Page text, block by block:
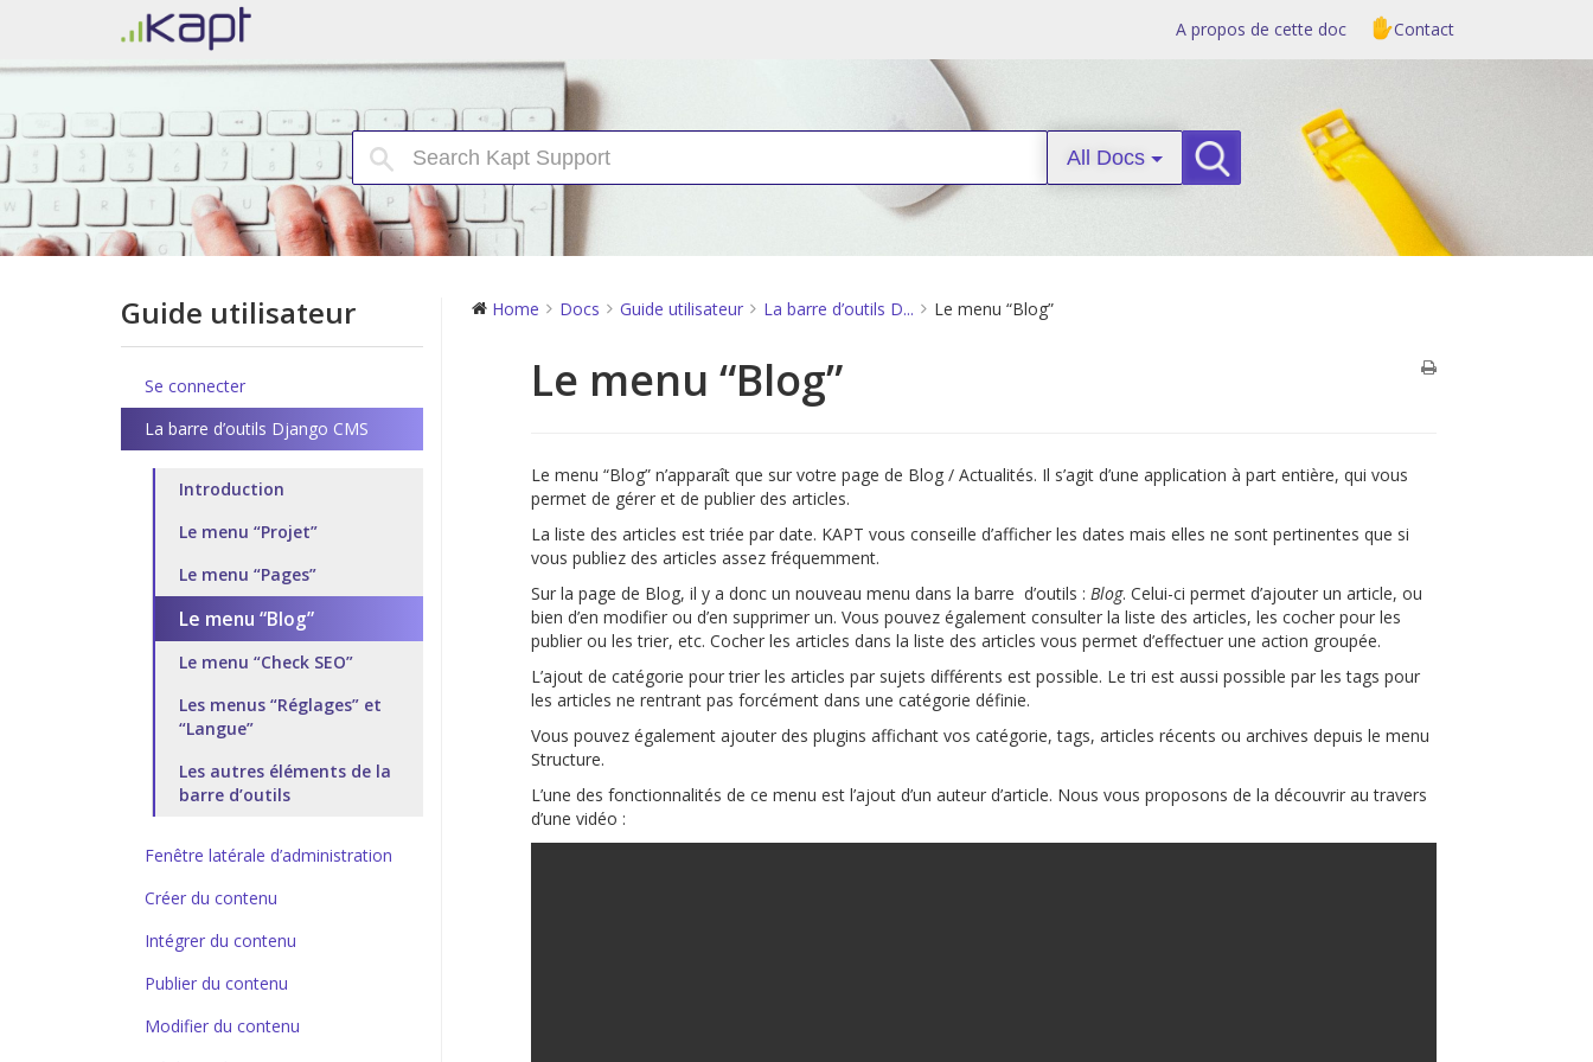
A propos de cette doc Contact
All Docs Search
Guide utilisateur
Se connecter
La barre d’outils Django CMS
Introduction
Le menu “Projet”
Le menu “Pages”
Le menu “Blog”
Le menu “Check SEO”
Les menus “Réglages” et
“Langue”
Les autres éléments de la
barre d’outils
Fenêtre latérale d’administration
Créer du contenu
Intégrer du contenu
Publier du contenu
Modifier du contenu
Home Docs Guide utilisateur La barre d’outils D... Le menu “Blog”
Le menu “Blog”
Le menu “Blog” n’apparaît que sur votre page de Blog / Actualités. Il s’agit d’une application à part entière, qui vous
permet de gérer et de publier des articles.
La liste des articles est triée par date. KAPT vous conseille d’afficher les dates mais elles ne sont pertinentes que si
vous publiez des articles assez fréquemment.
Sur la page de Blog, il y a donc un nouveau menu dans la barre d’outils : Blog. Celui-ci permet d’ajouter un article, ou
bien d’en modifier ou d’en supprimer un. Vous pouvez également consulter la liste des articles, les cocher pour les
publier ou les trier, etc. Cocher les articles dans la liste des articles vous permet d’effectuer une action groupée.
L’ajout de catégorie pour trier les articles par sujets différents est possible. Le tri est aussi possible par les tags pour
les articles ne rentrant pas forcément dans une catégorie définie.
Vous pouvez également ajouter des plugins affichant vos catégorie, tags, articles récents ou archives depuis le menu
Structure.
L’une des fonctionnalités de ce menu est l’ajout d’un auteur d’article. Nous vous proposons de la découvrir au travers
d’une vidéo :